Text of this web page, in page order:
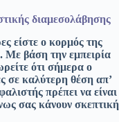
διαμεσολάβησης
είστε ο κορμός της
Με βάση την εμπειρία
ότι σήμερα ο
σε καλύτερη θέση απ’
πρέπει να είναι
σας κάνουν σκεπτική